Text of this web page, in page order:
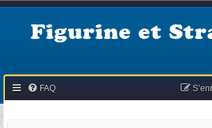
Figurine et
FAQ